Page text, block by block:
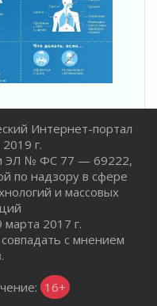
как
почетных
жизни»
подготовку
Интернет-портал
г.
ЭЛ № ФС 77 — 69222,
по надзору в сфере
и массовых
2017 г.
с мнением
16+